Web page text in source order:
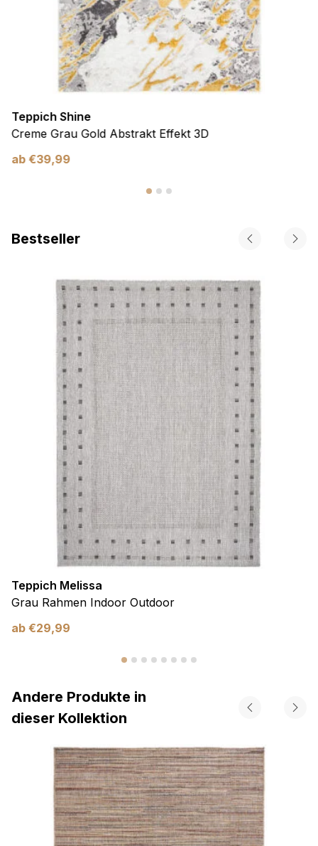
Teppich Shine
Creme Grau Gold Abstrakt Effekt 3D
ab €39,99
Bestseller
Teppich Melissa
Grau Rahmen Indoor Outdoor
ab €29,99
Andere Produkte in
dieser Kollektion